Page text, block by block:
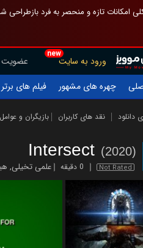
امکانات تازه و منحصر به فرد
new
ورود به سایت عضویت
چهره های مشهور فیلم های برتر
دانلود نقد های کاربران بازیگران و عوامل
Intersect (2020)
Not Rated 0 دقیقه علمی تخیلی,